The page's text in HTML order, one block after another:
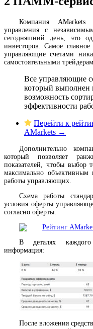
Компания AMarkets
управления с
сегодняшний день, это
инвесторов. Самое
управляющие счетами
самостоятельными
Все управляющие
который выполнен
возможность
эффективности
Перейти к
AMarkets →
Дополнительно
который позволяет
показателей, чтобы выбор
максимально
работы управляющих.
Схема работы
условия оферты
согласно оферты.
В деталях каждого
информация:
После вложения